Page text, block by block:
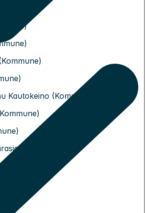
Kautokeino (Kommune)
(Kommune)